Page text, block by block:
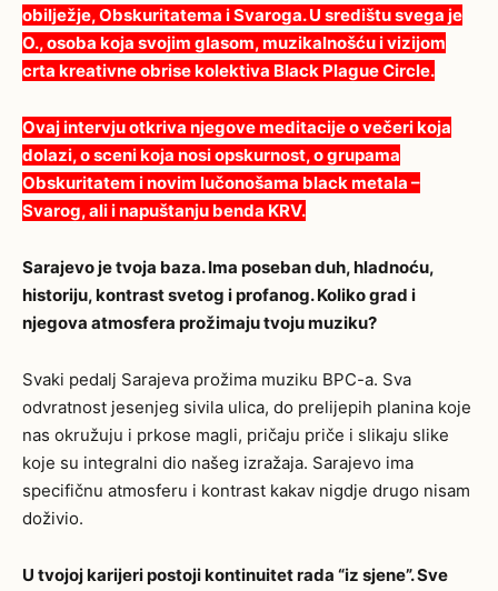
obilježje, Obskuritatema i Svaroga. U središtu svega je
O., osoba koja svojim glasom, muzikalnošću i vizijom
crta kreativne obrise kolektiva Black Plague Circle.
Ovaj intervju otkriva njegove meditacije o večeri koja
dolazi, o sceni koja nosi opskurnost, o grupama
Obskuritatem i novim lučonošama black metala –
Svarog, ali i napuštanju benda ­KRV.
Sarajevo je tvoja baza. Ima poseban duh, hladnoću,
historiju, kontrast svetog i profanog.Koliko grad i
njegova atmosfera prožimaju tvoju muziku?
Svaki pedalj Sarajeva prožima muziku BPC-a. Sva
odvratnost jesenjeg sivila ulica, do prelijepih planina koje
nas okružuju i prkose magli, pričaju priče i slikaju slike
koje su integralni dio našeg izražaja. Sarajevo ima
specifičnu atmosferu i kontrast kakav nigdje drugo nisam
doživio.
U tvojoj karijeri postoji kontinuitet rada “iz sjene”. Sve